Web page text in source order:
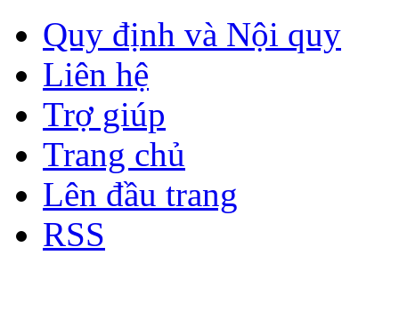
Quy định và Nội quy
Liên hệ
Trợ giúp
Trang chủ
Lên đầu trang
RSS